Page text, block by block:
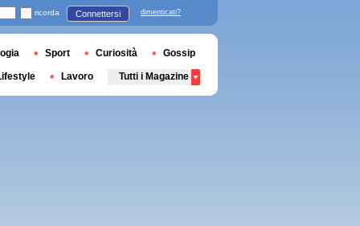
ricorda Connettersi dimenticati?
Sport Curiosità Gossip
Lavoro Tutti i Magazine